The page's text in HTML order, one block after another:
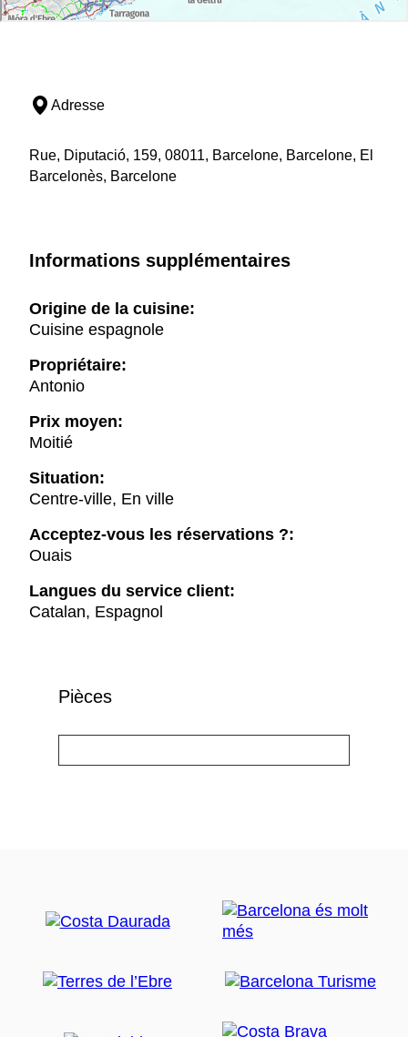
Adresse
Rue, Diputació, 159, 08011, Barcelone, Barcelone, El
Barcelonès, Barcelone
Informations supplémentaires
Origine de la cuisine:
Cuisine espagnole
Propriétaire:
Antonio
Prix moyen:
Moitié
Situation:
Centre-ville, En ville
Acceptez-vous les réservations ?:
Ouais
Langues du service client:
Catalan, Espagnol
Pièces